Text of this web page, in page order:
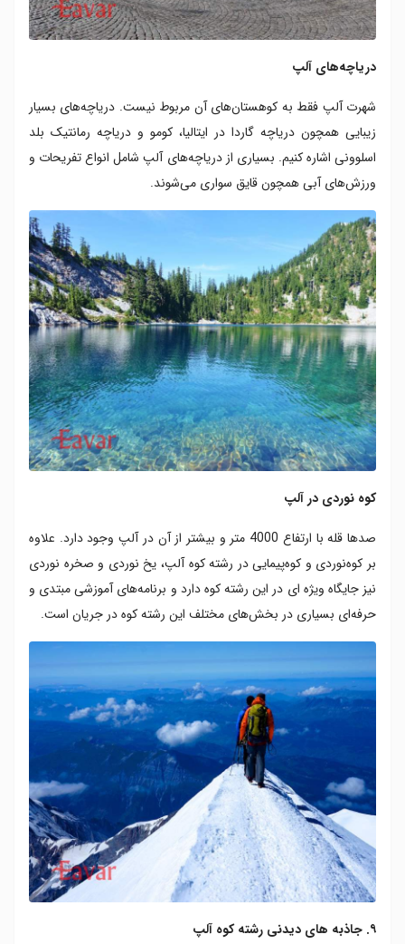
دریاچه‌های آلپ
شهرت آلپ فقط به کوهستان‌های آن مربوط نیست. دریاچه‌های بسیار
زیبایی همچون دریاچه گاردا در ایتالیا، کومو و دریاچه رمانتیک بلد
اسلوونی اشاره کنیم. بسیاری از دریاچه‌های آلپ شامل انواع تفریحات و
ورزش‌های آبی همچون قایق سواری می‌شوند.
کوه نوردی در آلپ
صدها قله با ارتفاع 4000 متر و بیشتر از آن در آلپ وجود دارد. علاوه
بر کوه‌نوردی و کوه‌پیمایی در رشته کوه آلپ، یخ نوردی و صخره نوردی
نیز جایگاه ویژه ای در این رشته کوه دارد و برنامه‌های آموزشی مبتدی و
حرفه‌ای بسیاری در بخش‌های مختلف این رشته کوه در جریان است.
۹. جاذبه های دیدنی رشته کوه آلپ